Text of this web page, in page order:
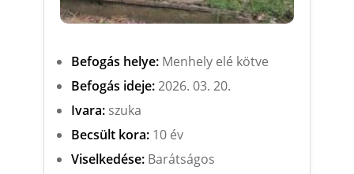
Befogás helye:Menhely elé kötve
Befogás ideje:2026. 03. 20.
Ivara:szuka
Becsült kora:10 év
Viselkedése:Barátságos